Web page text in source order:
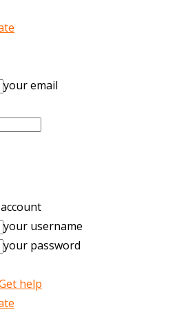
your email
your username
your password
help